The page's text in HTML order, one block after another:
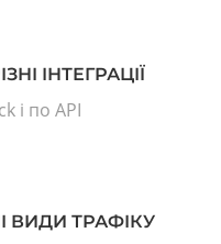
ІНТЕГРАЦІЇ
і по API
ВИДИ ТРАФІКУ